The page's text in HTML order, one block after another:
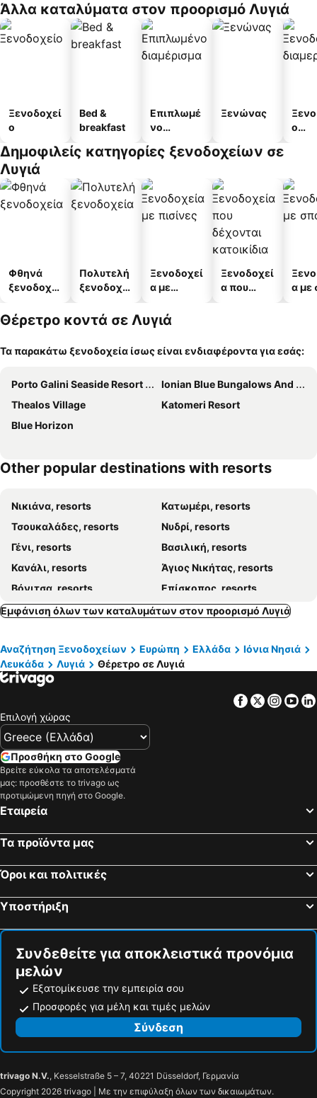
Άλλα καταλύματα στον προορισμό Λυγιά
Ξενοδοχεί
ο
Bed &
breakfast
Επιπλωμέ
νο
α
Ξενώνας
ο
Δημοφιλείς κατηγορίες ξενοδοχείων σε
Λυγιά
Φθηνά
ξενοδοχεί
Πολυτελή
ξενοδοχεί
Ξενοδοχεί
α με
Ξενοδοχεί
α που
α με
Θέρετρο κοντά σε Λυγιά
Τα παρακάτω ξενοδοχεία ίσως είναι ενδιαφέροντα για εσάς:
Porto Galini Seaside Resort & Spa
Ionian Blue Bungalows And Spa Resort
Thealos Village
Katomeri Resort
Blue Horizon
Other popular destinations with resorts
Νικιάνα, resorts
Κατωμέρι, resorts
Τσουκαλάδες, resorts
Νυδρί, resorts
Γένι, resorts
Βασιλική, resorts
Κανάλι, resorts
Άγιος Νικήτας, resorts
Βόνιτσα, resorts
Επίσκοπος, resorts
Εμφάνιση όλων των καταλυμάτων στον προορισμό Λυγιά
Αναζήτηση Ξενοδοχείων Ευρώπη Ελλάδα
Ιόνια Νησιά
Λευκάδα
Λυγιά Θέρετρο σε Λυγιά
Facebook
Twitter
Επιλογή χώρας
Προσθήκη στο Google
Βρείτε εύκολα τα αποτελέσματά
μας: προσθέστε το trivago ως
προτιμώμενη πηγή στο Google.
Εταιρεία
Τα προϊόντα μας
Όροι και πολιτικές
Υποστήριξη
Συνδεθείτε για αποκλειστικά προνόμια
μελών
Εξατομίκευσε την εμπειρία σου
Προσφορές για μέλη και τιμές μελών
Σύνδεση
trivago N.V., Kesselstraße 5 – 7, 40221 Düsseldorf, Γερμανία
Copyright 2026 trivago | Με την επιφύλαξη όλων των δικαιωμάτων.